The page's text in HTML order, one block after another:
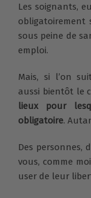
Les soignants,
obligatoirement
sous peine de
emploi.
Mais, si l’on
aussi bientôt le
lieux pour
obligatoire.
Des personnes,
vous, comme
user de leur